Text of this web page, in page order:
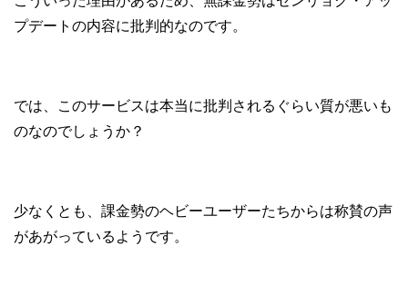
プデートの内容に批判的なのです。
では、このサービスは本当に批判されるぐらい質が悪いも
のなのでしょうか？
少なくとも、課金勢のヘビーユーザーたちからは称賛の声
があがっているようです。